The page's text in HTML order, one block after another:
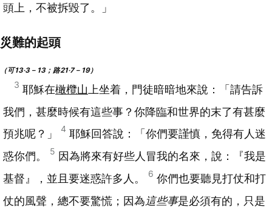
頭上，不被拆毀了。」
災難的起頭
（可13‧3－13；路21‧7－19）
3 耶穌在橄欖山 上坐着，門徒暗暗地來說：「請告訴
我們，甚麼時候有這些事？你降臨和世界的末了有甚麼
預兆呢？」
4 耶穌回答說：「你們要謹慎，免得有人迷
惑你們。
5 因為將來有好些人冒我的名來，說：『我是
基督』，並且要迷惑許多人。
6 你們也要聽見打仗和打
仗的風聲，總不要驚慌；因為這些事是必須有的，只是